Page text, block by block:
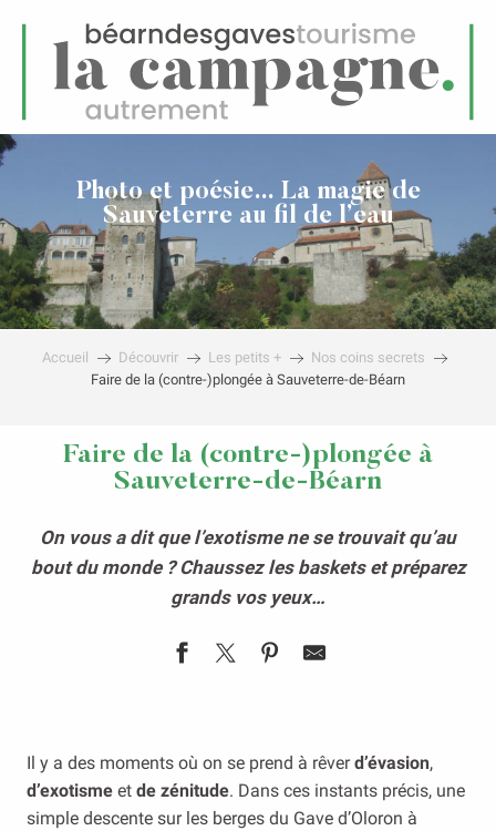
Menu
Photo et poésie… La magie de
Sauveterre au fil de l’eau
Accueil Découvrir Les petits +
Nos coins secrets
Faire de la (contre-)plongée à Sauveterre-de-Béarn
Faire de la (contre-)plongée à
Sauveterre-de-Béarn
On vous a dit que l’exotisme ne se trouvait qu’au
bout du monde ? Chaussez les baskets et préparez
grands vos yeux…
Il y a des moments où on se prend à rêverd’évasion,
d’exotisme et de zénitude. Dans ces instants précis, une
simple descente sur les berges du Gave d’Oloron à